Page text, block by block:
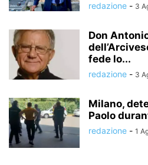
redazione - 3
Don
fede lo...
redazione - 3
Milano,
Paolo
redazione - 1